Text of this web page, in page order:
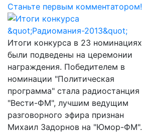
Станьте первым комментатором!
Итоги конкурса в 23 номинациях
были подведены на церемонии
награждения. Победителем в
номинации "Политическая
программа" стала радиостанция
"Вести-ФМ", лучшим ведущим
разговорного эфира признан
Михаил Задорнов на "Юмор-ФМ".